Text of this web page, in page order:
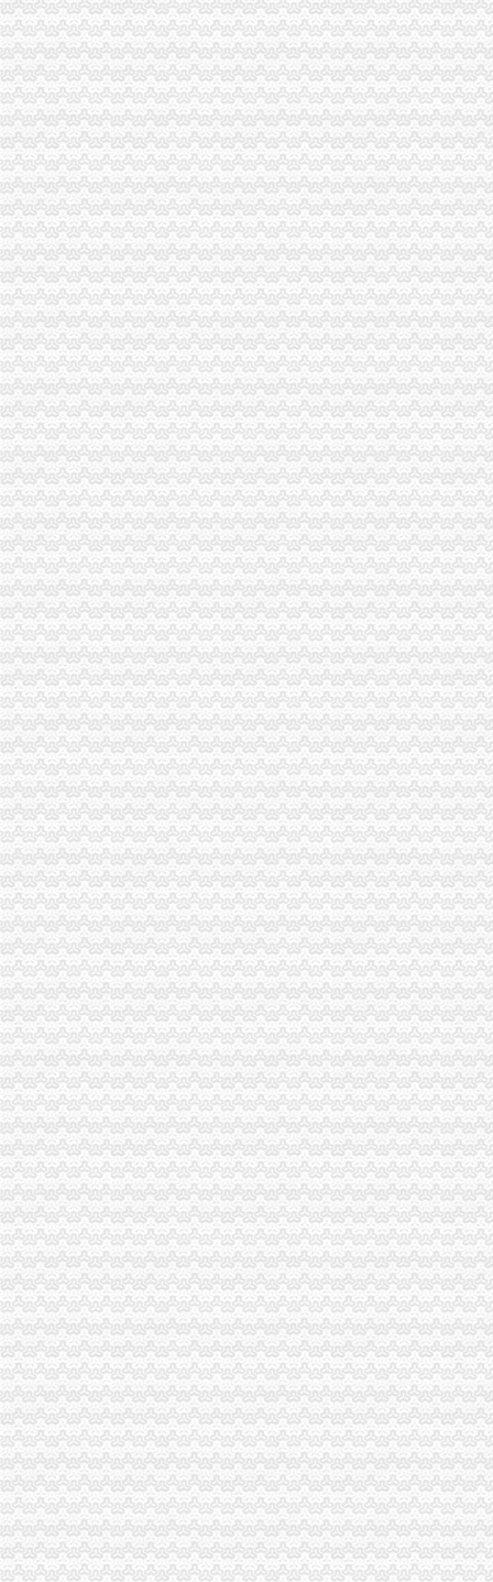
重庆财税_专业的财务、税收实务网站-亿企赢财税资讯
国家税务总局2015年持续加“规范税务”建设_部门新闻_新闻_中国
重庆沙坪坝门户网
【重庆财务/审计/税务招聘_新重庆财务/审计/税务招聘信息】-前程无忧
重庆市国家税务局关于纳税人2015年度关联申报等事项的提示-中国会
重庆代理记账、工商注册代理、重庆微型企业、商标注册、税务评估
【重庆亿源财税融资咨询代办营业执照营业哪家比较好】价格,厂家,
于老师,03月24日重庆税务筹划培训-中华品牌管理网
重庆市江津区地税局着力造办税服务“轻体验”-新华网
重庆地区代理工商注册、变更、代理记账、税务咨询可提供地
重庆地税：积推行“互联网+税务”提升服务质效-长江经济网
重庆市地方税务局、重庆市国土资源和房屋管理局<BR>关于暂停办理
重庆商裕工商咨询有限公司|工商咨询|代帐咨询|做账报税|税务代办|代
：：重庆市潼南区公众信息网：：-国税局
会计代理记帐、财税咨询、税务代理-重庆便民网
【江门注销税务注销公司企业停止运营不注销后果严重】-鹤山沙坪易
重庆江北区工商代办重庆沙坪坝区工商代办【渝盾】_其他加盟-中国
重庆国税关于金税三期工程上线办理有关涉税事项的公告_地方规-
重庆高档住宅土地增值税预征率上调至2%_东方财富网
重庆财税_专业的财务、税收实务网站-亿企赢财税资讯
重庆市国家税务局、重庆市地方税务局、重庆市工商管理局转发国
有重庆的朋友吗？你在天津过的还好吗？（转载）_天津_天涯论坛_天
重庆注册税务招聘_重庆注册税务招聘信息_智联重庆招聘网_找工作求
《重庆市国税小规模申报》_优秀范文十篇
重庆招聘税务专员_重庆弘昇管道有限公司招聘-汇博网
重庆税务登记证挂失电话-沙坪坝沙坪坝广告媒-重庆58同城
【税收管理】重庆市地方税务局关于印发《“三证合一、一照一码”
重庆地税的微博
重庆税务策划招聘_重庆税务策划招聘信息_智联重庆招聘网_找工作求
重庆沙坪坝门户网
重庆国税网上申报系统：
重庆营业执照代办【工商代办免费咨询】重庆益尚利财务管理有限公司
重庆财税公司-重庆亿源公司_重庆亿源_重庆市亿源财税咨询公司_重庆
代理记账|税务代理与咨询-重庆君立企业管理咨询有限公司
重庆高档住宅土地增值税预征率上调至2%_网易北京房产频道
重庆代理各项纳税申报-商务服务-久久信息网
【代理记帐、办理工商税务相关事宜等】厂家,价格,图片_重庆正青
重庆代理记账如何办理税务登记变更_搜狐其它_搜狐网
国务制办公室地方规章重庆市税收征管保障办
重庆财务会计-税务招聘-新百胜餐饮（武汉）有限公司招聘信息_重庆
以增经济发展动力为遵循重庆市国税局扎实推进税收改革-新华网
重庆高档住宅土地增值税预征率上调至2%_国内新闻_烟台房产网_买
重庆市税收征管保障办-重庆农业农村信息网
重庆市旭鑫工商税务咨询有限公司-百姓网
重庆亿源财税
“营改增”政策深度解析与操作实务专题李老师,04月16日重庆税
立信税务师事务所有限公司重庆分公司
重庆发票新规定,税务金四期上线！-企业税收优惠政策-重庆市黔江